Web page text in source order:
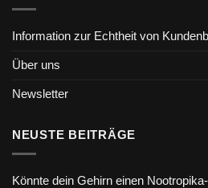
Information zur Echtheit von
Über uns
Newsletter
NEUSTE BEITRÄGE
Könnte dein Gehirn einen